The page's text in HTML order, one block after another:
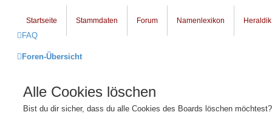
Startseite Stammdaten Forum Namenlexikon Heraldik
FAQ
Foren-Übersicht
Alle Cookies löschen
Bist du dir sicher, dass du alle Cookies des Boards löschen möchtest?